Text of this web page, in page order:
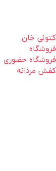
کتونی خان
فروشگاه
فروشگاه حضوری
کفش مردانه